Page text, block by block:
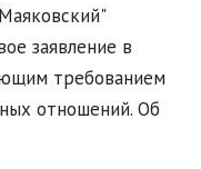
заявление в
требованием
отношений. Об